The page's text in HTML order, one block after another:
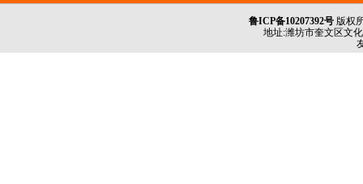
鲁ICP备10207392号 版权
地址:潍坊市奎文区文